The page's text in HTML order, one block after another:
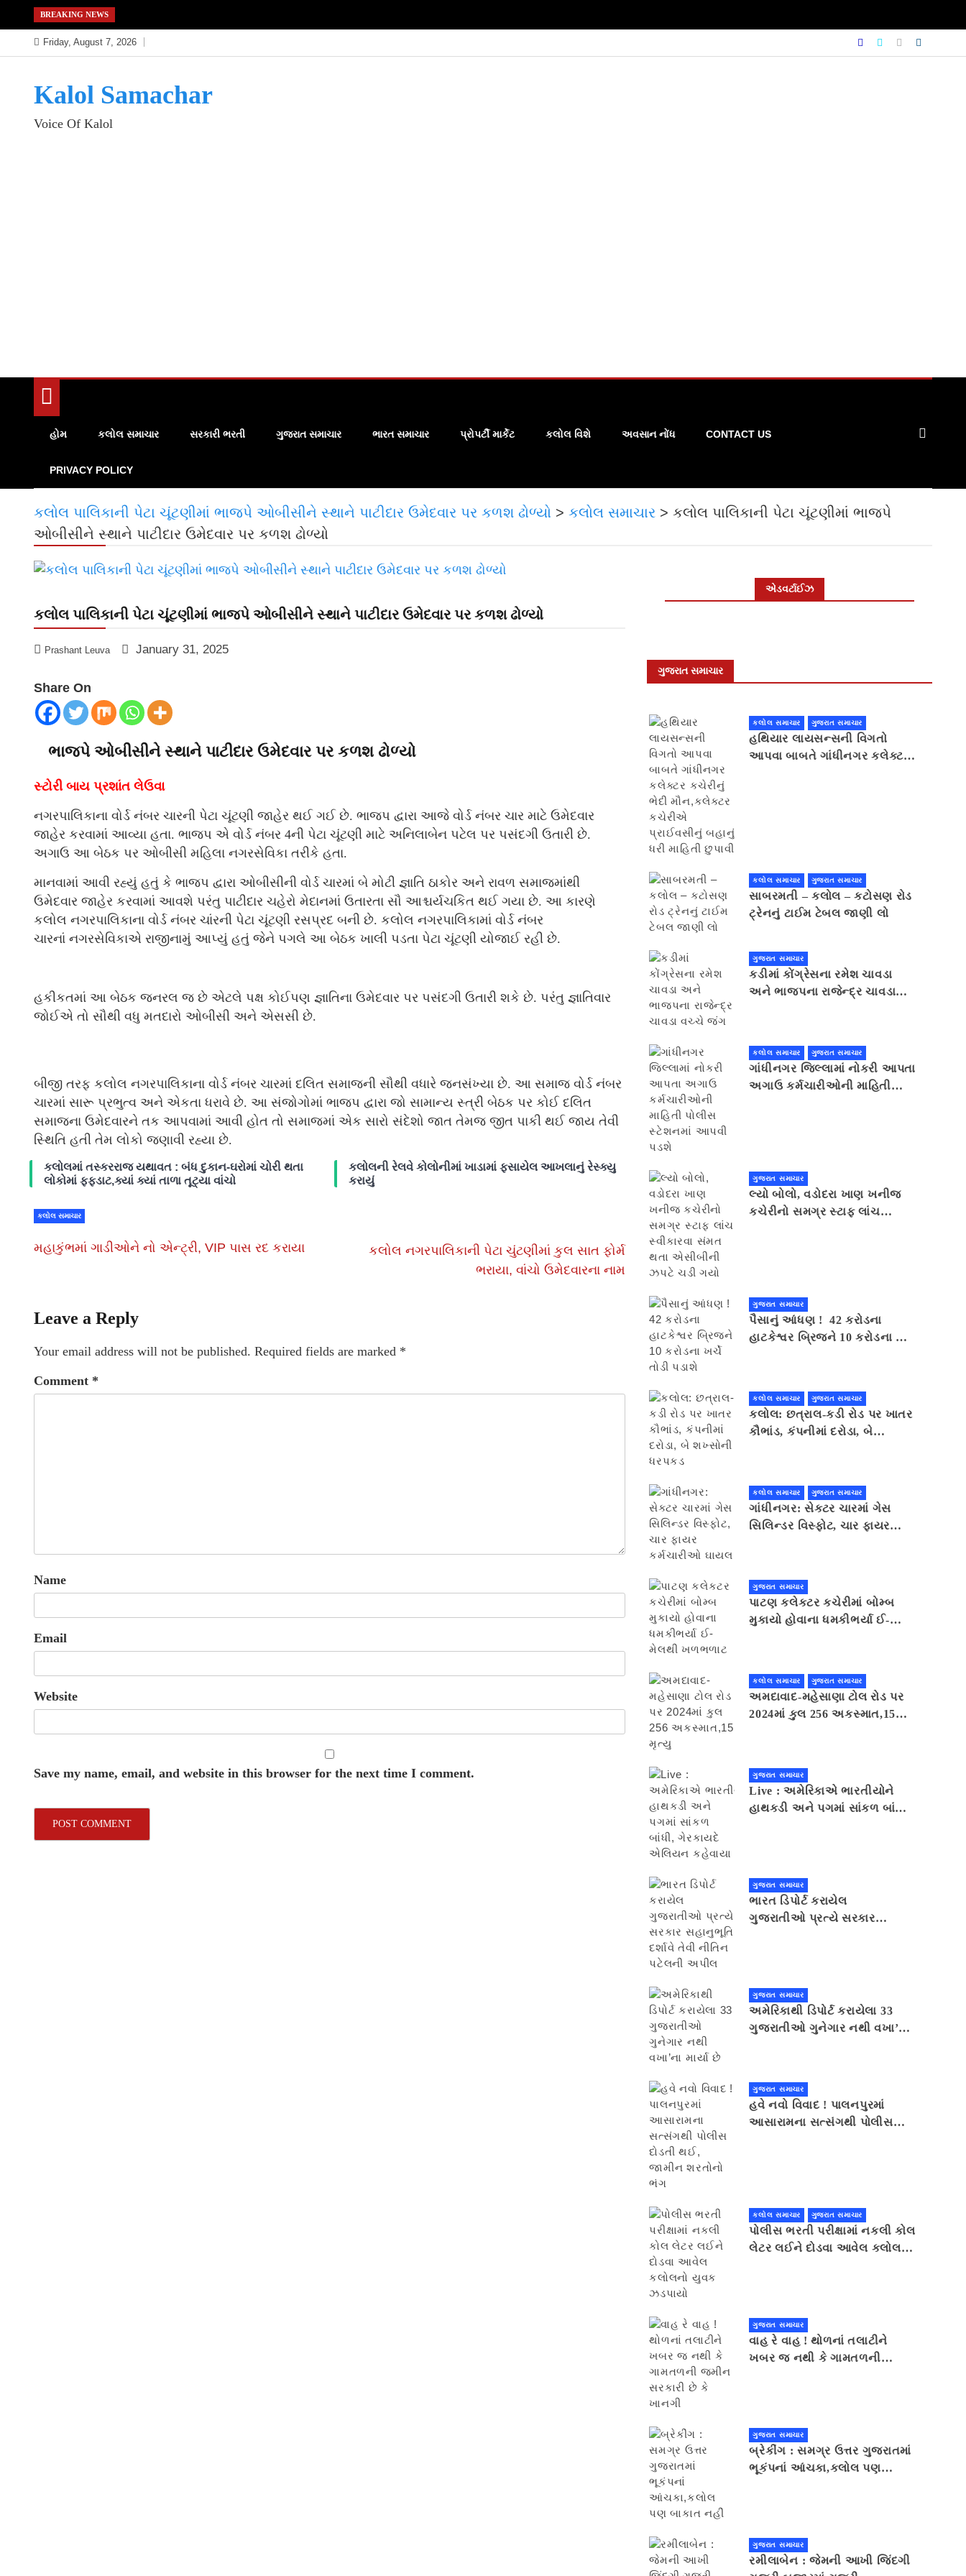
to
content
BREAKING NEWS
Friday, August 7, 2026
Kalol Samachar
Voice Of Kalol
હોમ કલોલ સમાચાર સરકારી ભરતી ગુજરાત સમાચાર ભારત સમાચાર પ્રોપર્ટી માર્કેટ કલોલ વિશે અવસાન નોંધ CONTACT US
PRIVACY POLICY
કલોલ પાલિકાની પેટા ચૂંટણીમાં ભાજપે ઓબીસીને સ્થાને પાટીદાર ઉમેદવાર પર કળશ ઢોળ્યો > કલોલ સમાચાર > કલોલ પાલિકાની પેટા ચૂંટણીમાં ભાજપે
ઓબીસીને સ્થાને પાટીદાર ઉમેદવાર પર કળશ ઢોળ્યો
કલોલ પાલિકાની પેટા ચૂંટણીમાં ભાજપે ઓબીસીને સ્થાને પાટીદાર ઉમેદવાર પર કળશ ઢોળ્યો
Prashant Leuva January 31, 2025
Share On
ભાજપે ઓબીસીને સ્થાને પાટીદાર ઉમેદવાર પર કળશ ઢોળ્યો
સ્ટોરી બાય પ્રશાંત લેઉવા
નગરપાલિકાના વોર્ડ નંબર ચારની પેટા ચૂંટણી જાહેર થઈ ગઈ છે. ભાજપ દ્વારા આજે વોર્ડ નંબર ચાર માટે ઉમેદવાર
જાહેર કરવામાં આવ્યા હતા. ભાજપ એ વોર્ડ નંબર 4ની પેટા ચૂંટણી માટે અનિલાબેન પટેલ પર પસંદગી ઉતારી છે.
અગાઉ આ બેઠક પર ઓબીસી મહિલા નગરસેવિકા તરીકે હતા.
માનવામાં આવી રહ્યું હતું કે ભાજપ દ્વારા ઓબીસીની વોર્ડ ચારમાં બે મોટી જ્ઞાતિ ઠાકોર અને રાવળ સમાજમાંથી
ઉમેદવાર જાહેર કરવામાં આવશે પરંતુ પાટીદાર ચહેરો મેદાનમાં ઉતારતા સૌ આશ્ચર્યચકિત થઈ ગયા છે. આ કારણે
કલોલ નગરપાલિકાના વોર્ડ નંબર ચાંરની પેટા ચૂંટણી રસપ્રદ બની છે. કલોલ નગરપાલિકામાં વોર્ડ નંબર
ચારનાં નગરસેવિકાએ રાજીનામું આપ્યું હતું જેને પગલે આ બેઠક ખાલી પડતા પેટા ચૂંટણી યોજાઈ રહી છે.
હકીકતમાં આ બેઠક જનરલ જ છે એટલે પક્ષ કોઈપણ જ્ઞાતિના ઉમેદવાર પર પસંદગી ઉતારી શકે છે. પરંતુ જ્ઞાતિવાર
જોઈએ તો સૌથી વધુ મતદારો ઓબીસી અને એસસી છે.
બીજી તરફ કલોલ નગરપાલિકાના વોર્ડ નંબર ચારમાં દલિત સમાજની સૌથી વધારે જનસંખ્યા છે. આ સમાજ વોર્ડ નંબર
ચારમાં સારૂ પ્રભુત્વ અને એકતા ધરાવે છે. આ સંજોગોમાં ભાજપ દ્વારા જો સામાન્ય સ્ત્રી બેઠક પર કોઈ દલિત
સમાજના ઉમેદવારને તક આપવામાં આવી હોત તો સમાજમાં એક સારો સંદેશો જાત તેમજ જીત પાકી થઈ જાય તેવી
સ્થિતિ હતી તેમ લોકો જણાવી રહ્યા છે.
કલોલમાં તસ્કરરાજ યથાવત : બંધ દુકાન-ઘરોમાં ચોરી થતા
લોકોમાં ફફડાટ,ક્યાં ક્યાં તાળા તૂટ્યા વાંચો
કલોલની રેલવે કોલોનીમાં ખાડામાં ફસાયેલ આખલાનું રેસ્ક્યુ
કરાયું
કલોલ સમાચાર
મહાકુંભમાં ગાડીઓને નો એન્ટ્રી, VIP પાસ રદ કરાયા
કલોલ નગરપાલિકાની પેટા ચુંટણીમાં કુલ સાત ફોર્મ
ભરાયા, વાંચો ઉમેદવારના નામ
Leave a Reply
Your email address will not be published. Required fields are marked *
Comment *
Name
Email
Website
Save my name, email, and website in this browser for the next time I comment.
એડવર્ટાઈઝ
ગુજરાત સમાચાર
કલોલ સમાચાર ગુજરાત સમાચાર
હથિયાર લાયસન્સની વિગતો
આપવા બાબતે ગાંધીનગર કલેક્ટર
કલોલ સમાચાર ગુજરાત સમાચાર
સાબરમતી – કલોલ – કટોસણ રોડ
ટ્રેનનું ટાઈમ ટેબલ જાણી લો
ગુજરાત સમાચાર
કડીમાં કોંગ્રેસના રમેશ ચાવડા
અને ભાજપના રાજેન્દ્ર ચાવડા
કલોલ સમાચાર ગુજરાત સમાચાર
ગાંધીનગર જિલ્લામાં નોકરી આપતા
અગાઉ કર્મચારીઓની માહિતી
ગુજરાત સમાચાર
લ્યો બોલો, વડોદરા ખાણ ખનીજ
કચેરીનો સમગ્ર સ્ટાફ લાંચ
ગુજરાત સમાચાર
પૈસાનું આંધણ ! 42 કરોડના
હાટકેશ્વર બ્રિજને 10 કરોડના ખર્ચે
કલોલ સમાચાર ગુજરાત સમાચાર
કલોલ: છત્રાલ-કડી રોડ પર ખાતર
કૌભાંડ, કંપનીમાં દરોડા, બે
કલોલ સમાચાર ગુજરાત સમાચાર
ગાંધીનગર: સેક્ટર ચારમાં ગેસ
સિલિન્ડર વિસ્ફોટ, ચાર ફાયર
ગુજરાત સમાચાર
પાટણ કલેકટર કચેરીમાં બોમ્બ
મુકાયો હોવાના ધમકીભર્યા ઈ-
કલોલ સમાચાર ગુજરાત સમાચાર
અમદાવાદ-મહેસાણા ટોલ રોડ પર
2024માં કુલ 256 અકસ્માત,15
ગુજરાત સમાચાર
Live : અમેરિકાએ ભારતીયોને
હાથકડી અને પગમાં સાંકળ બાંધી,
ગુજરાત સમાચાર
ભારત ડિપોર્ટ કરાયેલ
ગુજરાતીઓ પ્રત્યે સરકાર
ગુજરાત સમાચાર
અમેરિકાથી ડિપોર્ટ કરાયેલા 33
ગુજરાતીઓ ગુનેગાર નથી વખા’ના
ગુજરાત સમાચાર
હવે નવો વિવાદ ! પાલનપુરમાં
આસારામના સત્સંગથી પોલીસ
કલોલ સમાચાર ગુજરાત સમાચાર
પોલીસ ભરતી પરીક્ષામાં નકલી કોલ
લેટર લઈને દોડવા આવેલ કલોલનો
ગુજરાત સમાચાર
વાહ રે વાહ ! થોળનાં તલાટીને
ખબર જ નથી કે ગામતળની
ગુજરાત સમાચાર
બ્રેકીંગ : સમગ્ર ઉત્તર ગુજરાતમાં
ભૂકંપનાં આંચકા,કલોલ પણ
ગુજરાત સમાચાર
રમીલાબેન : જેમની આખી જિંદગી